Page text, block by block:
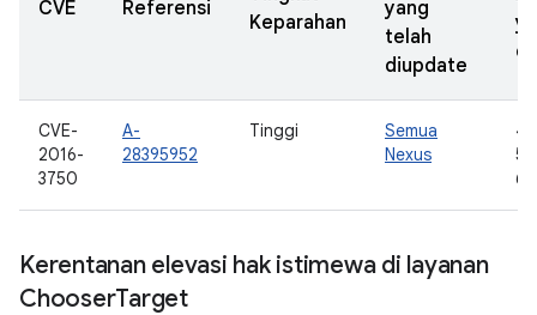
CVE Referensi
Keparahan
yang
telah
diupdate
CVE-
2016-
3750
A-
28395952
Tinggi
Semua
Nexus
Kerentanan elevasi hak istimewa di layanan
ChooserTarget